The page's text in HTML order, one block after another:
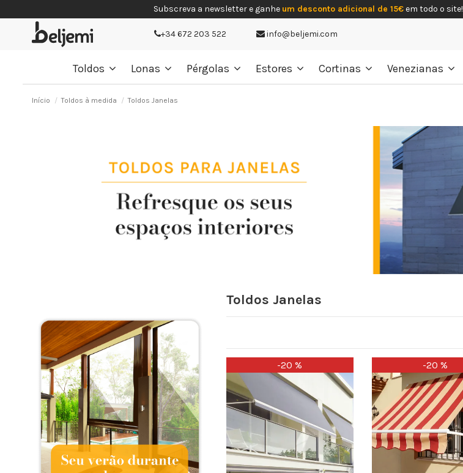
Subscreva a newsletter e ganhe um desconto adicional de 15€em todo o site!
+34 672 203 522 info@beljemi.com
Toldos Lonas Pérgolas Estores Cortinas Venezianas
Início Toldos à medida Toldos Janelas
Toldos Janelas
-20 % -20 %